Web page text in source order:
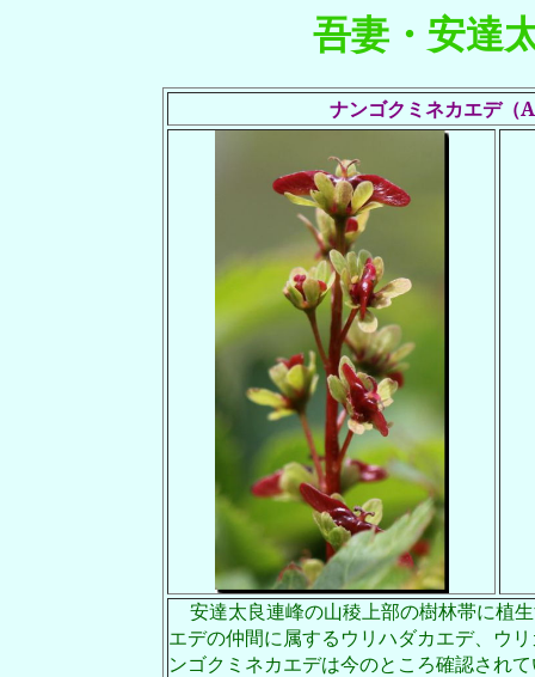
吾妻・安達
ナンゴクミネカエデ
安達太良連峰の山稜上部の樹林帯に植
エデの仲間に属するウリハダカエデ、ウ
ンゴクミネカエデは今のところ確認され